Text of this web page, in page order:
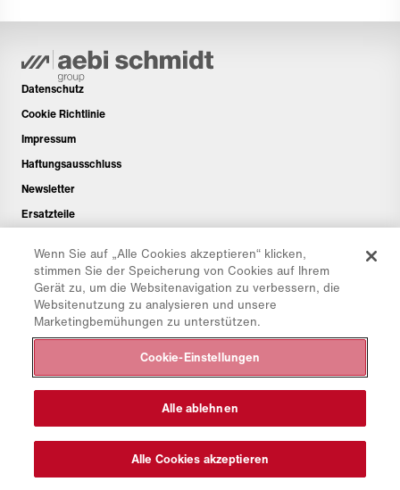
Datenschutz
Cookie Richtlinie
Impressum
Haftungsausschluss
Newsletter
Ersatzteile
CO₂-Rechner
TCO-Rechner
Händler & Standorte
Produktgruppenübersicht
CollabHub Login
© 2026 Aebi Schmidt Group
Wenn Sie auf „Alle Cookies akzeptieren“ klicken,
stimmen Sie der Speicherung von Cookies auf Ihrem
Gerät zu, um die Websitenavigation zu verbessern, die
Websitenutzung zu analysieren und unsere
Marketingbemühungen zu unterstützen.
Cookie-Einstellungen
Alle ablehnen
Alle Cookies akzeptieren